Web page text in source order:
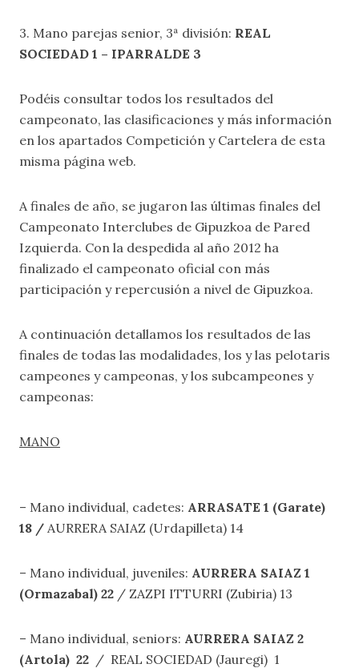
3. Mano parejas senior, 3ª división: REAL
SOCIEDAD 1 – IPARRALDE 3
Podéis consultar todos los resultados del
campeonato, las clasificaciones y más información
en los apartados Competición y Cartelera de esta
misma página web.
A finales de año, se jugaron las últimas finales del
Campeonato Interclubes de Gipuzkoa de Pared
Izquierda. Con la despedida al año 2012 ha
finalizado el campeonato oficial con más
participación y repercusión a nivel de Gipuzkoa.
A continuación detallamos los resultados de las
finales de todas las modalidades, los y las pelotaris
campeones y campeonas, y los subcampeones y
campeonas:
MANO
– Mano individual, cadetes: ARRASATE 1 (Garate)
18 / AURRERA SAIAZ (Urdapilleta) 14
– Mano individual, juveniles: AURRERA SAIAZ 1
(Ormazabal) 22 / ZAZPI ITTURRI (Zubiria) 13
– Mano individual, seniors: AURRERA SAIAZ 2
(Artola) 22 / REAL SOCIEDAD (Jauregi) 1